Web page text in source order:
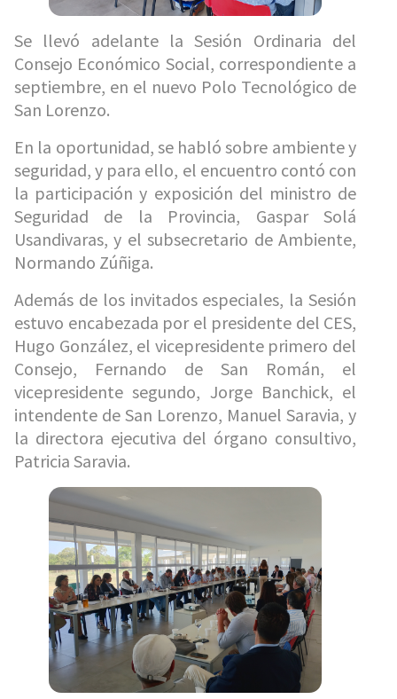
Se llevó adelante la Sesión Ordinaria del
Consejo Económico Social, correspondiente a
septiembre, en el nuevo Polo Tecnológico de
San Lorenzo.
En la oportunidad, se habló sobre ambiente y
seguridad, y para ello, el encuentro contó con
la participación y exposición del ministro de
Seguridad de la Provincia, Gaspar Solá
Usandivaras, y el subsecretario de Ambiente,
Normando Zúñiga.
Además de los invitados especiales, la Sesión
estuvo encabezada por el presidente del CES,
Hugo González, el vicepresidente primero del
Consejo, Fernando de San Román, el
vicepresidente segundo, Jorge Banchick, el
intendente de San Lorenzo, Manuel Saravia, y
la directora ejecutiva del órgano consultivo,
Patricia Saravia.